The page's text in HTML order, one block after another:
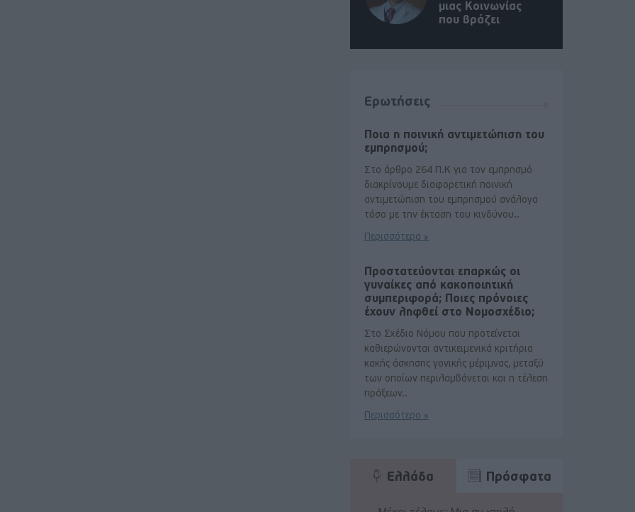
μιας Κοινωνίας
που βράζει
Ερωτήσεις
Ποια η ποινική αντιμετώπιση του
εμπρησμού;
Στο άρθρο 264 Π.Κ για τον εμπρησμό
διακρίνουμε διαφορετική ποινική
αντιμετώπιση του εμπρησμού ανάλογα
τόσο με την έκταση του κινδύνου..
Περισσότερα »
Προστατεύονται επαρκώς οι
γυναίκες από κακοποιητική
συμπεριφορά; Ποιες πρόνοιες
έχουν ληφθεί στο Νομοσχέδιο;
Στο Σχέδιο Νόμου που προτείνεται
καθιερώνονται αντικειμενικά κριτήρια
κακής άσκησης γονικής μέριμνας, μεταξύ
των οποίων περιλαμβάνεται και η τέλεση
πράξεων..
Περισσότερα »
Ελλάδα Πρόσφατα